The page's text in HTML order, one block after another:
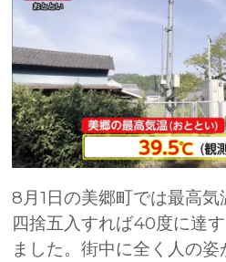
8月1日の美郷町では最高気
四捨五入すれば40度に達
ました。街中に全く人の